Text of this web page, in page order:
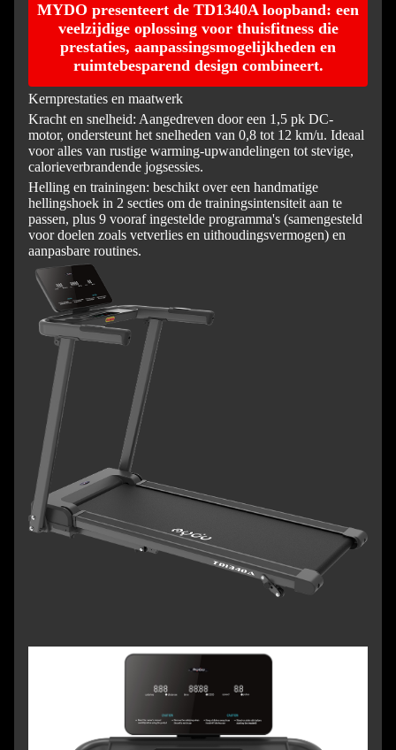
MYDO presenteert de TD1340A loopband: een
veelzijdige oplossing voor thuisfitness die
prestaties, aanpassingsmogelijkheden en
ruimtebesparend design combineert.
Kernprestaties en maatwerk
Kracht en snelheid: Aangedreven door een 1,5 pk DC-
motor, ondersteunt het snelheden van 0,8 tot 12 km/u. Ideaal
voor alles van rustige warming-upwandelingen tot stevige,
calorieverbrandende jogsessies.
Helling en trainingen: beschikt over een handmatige
hellingshoek in 2 secties om de trainingsintensiteit aan te
passen, plus 9 vooraf ingestelde programma's (samengesteld
voor doelen zoals vetverlies en uithoudingsvermogen) en
aanpasbare routines.